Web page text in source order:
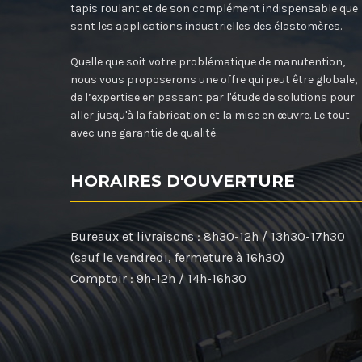
tapis roulant et de son complément indispensable que
sont les applications industrielles des élastomères.
Quelle que soit votre problématique de manutention,
nous vous proposerons une offre qui peut être globale,
de l’expertise en passant par l'étude de solutions pour
aller jusqu'à la fabrication et la mise en œuvre. Le tout
avec une garantie de qualité.
HORAIRES D'OUVERTURE
Bureaux et livraisons :8h30-12h / 13h30-17h30
(sauf le vendredi, fermeture à 16h30)
Comptoir :9h-12h / 14h-16h30